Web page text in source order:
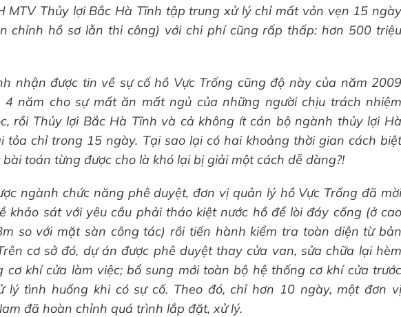
MTV Thủy lợi Bắc Hà Tĩnh tập trung xử lý chỉ mất vỏn vẹn 15 ngày
chỉnh hồ sơ lẫn thi công) với chi phí cũng rấp thấp: hơn 500 triệu
nhận được tin về sự cố hồ Vực Trống cũng độ này của năm 2009
năm cho sự mất ăn mất ngủ của những người chịu trách nhiệm
rồi Thủy lợi Bắc Hà Tĩnh và cả không ít cán bộ ngành thủy lợi Hà
tỏa chỉ trong 15 ngày. Tại sao lại có hai khoảng thời gian cách biệt
toán từng được cho là khó lại bị giải một cách dễ dàng?!
ngành chức năng phê duyệt, đơn vị quản lý hồ Vực Trống đã mời
khảo sát với yêu cầu phải tháo kiệt nước hồ để lòi đáy cống (ở cao
so với mặt sàn công tác) rồi tiến hành kiểm tra toàn diện từ bản
cơ sở đó, dự án được phê duyệt thay cửa van, sửa chữa lại hèm
khí cửa làm việc; bổ sung mới toàn bộ hệ thống cơ khí cửa trước
lý tình huống khi có sự cố. Theo đó, chỉ hơn 10 ngày, một đơn vị
đã hoàn chỉnh quá trình lắp đặt, xử lý.